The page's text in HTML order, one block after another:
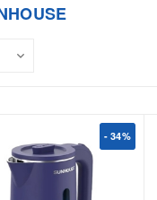
- 34%